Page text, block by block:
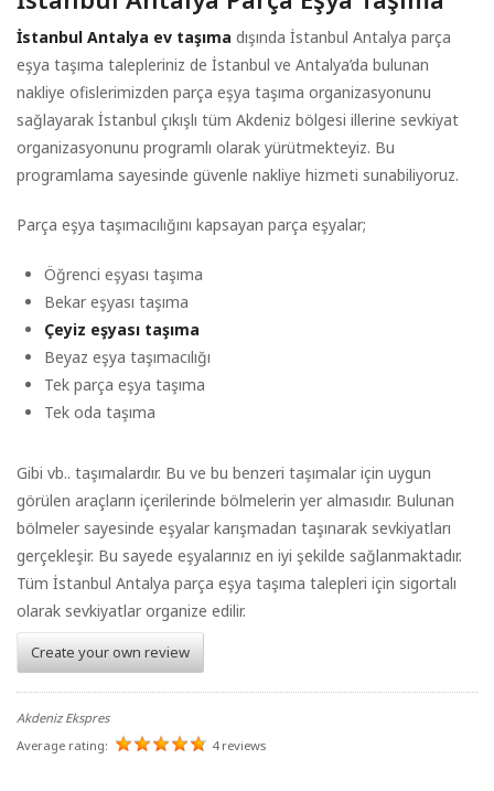
İstanbul Antalya ev taşıma dışında İstanbul Antalya parça
eşya taşıma talepleriniz de İstanbul ve Antalya’da bulunan
nakliye ofislerimizden parça eşya taşıma organizasyonunu
sağlayarak İstanbul çıkışlı tüm Akdeniz bölgesi illerine sevkiyat
organizasyonunu programlı olarak yürütmekteyiz. Bu
programlama sayesinde güvenle nakliye hizmeti sunabiliyoruz.
Parça eşya taşımacılığını kapsayan parça eşyalar;
Öğrenci eşyası taşıma
Bekar eşyası taşıma
Çeyiz eşyası taşıma
Beyaz eşya taşımacılığı
Tek parça eşya taşıma
Tek oda taşıma
Gibi vb.. taşımalardır. Bu ve bu benzeri taşımalar için uygun
görülen araçların içerilerinde bölmelerin yer almasıdır. Bulunan
bölmeler sayesinde eşyalar karışmadan taşınarak sevkiyatları
gerçekleşir. Bu sayede eşyalarınız en iyi şekilde sağlanmaktadır.
Tüm İstanbul Antalya parça eşya taşıma talepleri için sigortalı
olarak sevkiyatlar organize edilir.
Create your own review
Akdeniz Ekspres
Average rating:
4 reviews